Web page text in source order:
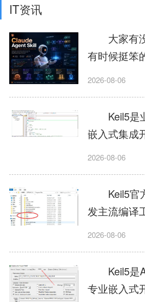
IT资讯
大家有没
有时候挺笨
我订个明天
这样？因为
耍嘴皮子
里有海量知
激发出来实
AgentSkill
上的一双
解决很多问
2026-08-06
Keil5是
嵌入式集成
ARM、51
力，代码
具成熟，大
该平台开发
独下载对应
手配置难度
授权费用
存在程序容
2026-08-06
Keil5官
发主流编译
STM32、
在线调试
众多厂商芯
需要手动添
2026-08-06
Keil5是
专业嵌入式